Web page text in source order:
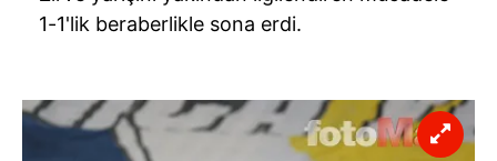
1-1'lik beraberlikle sona erdi.